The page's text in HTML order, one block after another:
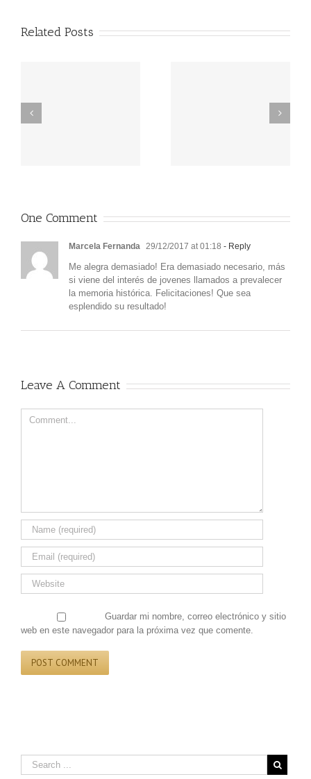
Related Posts
Ciclo de Teatro 2025:
One Comment
Marcela Fernanda 29/12/2017 at 01:18 - Reply
Me alegra demasiado! Era demasiado necesario, más
si viene del interés de jovenes llamados a prevalecer
la memoria histórica. Felicitaciones! Que sea
esplendido su resultado!
Leave A Comment
Comment
Guardar mi nombre, correo electrónico y sitio
web en este navegador para la próxima vez que comente.